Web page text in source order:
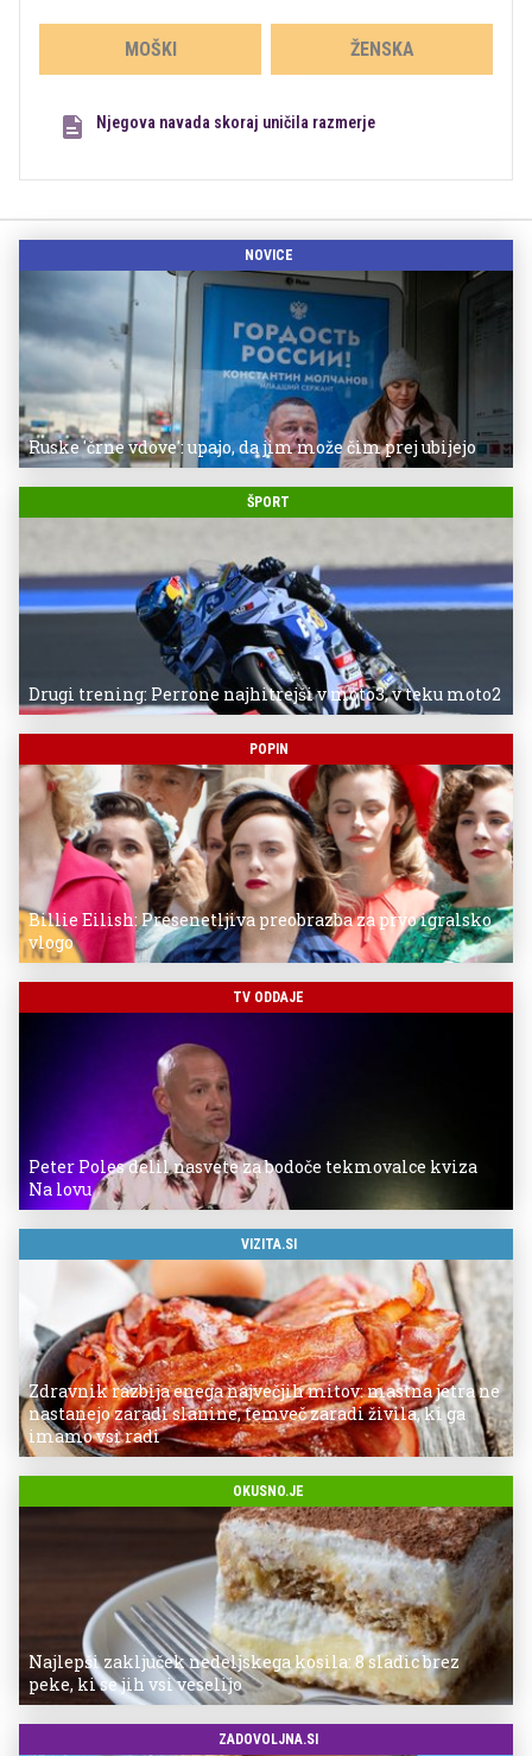
MOŠKI ŽENSKA
Njegova navada skoraj uničila razmerje
NOVICE
Ruske 'črne vdove': upajo, da jim može čim prej ubijejo
ŠPORT
Drugi trening: Perrone najhitrejši v moto3, v teku moto2
POPIN
Billie Eilish: Presenetljiva preobrazba za prvo igralsko
vlogo
TV ODDAJE
Peter Poles delil nasvete za bodoče tekmovalce kviza
Na lovu
VIZITA.SI
Zdravnik razbija enega največjih mitov: mastna jetra ne
nastanejo zaradi slanine, temveč zaradi živila, ki ga
imamo vsi radi
OKUSNO.JE
Najlepši zaključek nedeljskega kosila: 8 sladic brez
peke, ki se jih vsi veselijo
ZADOVOLJNA.SI